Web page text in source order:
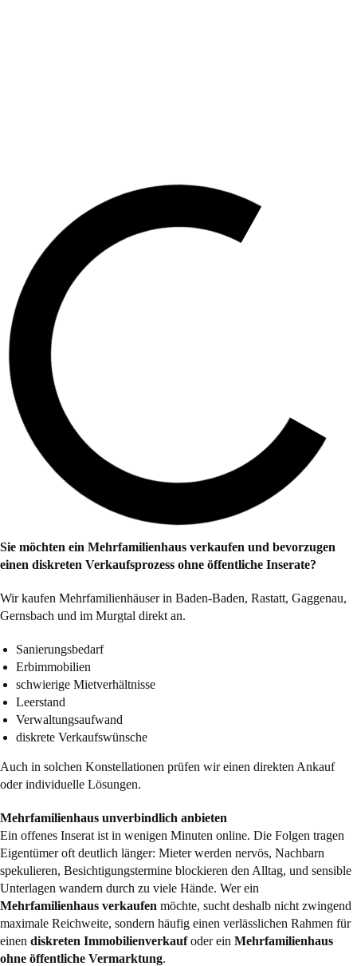
Sie möchten ein Mehrfamilienhaus verkaufen und bevorzugen
einen diskreten Verkaufsprozess ohne öffentliche Inserate?
Wir kaufen Mehrfamilienhäuser in Baden-Baden, Rastatt, Gaggenau,
Gernsbach und im Murgtal direkt an.
Sanierungsbedarf
Erbimmobilien
schwierige Mietverhältnisse
Leerstand
Verwaltungsaufwand
diskrete Verkaufswünsche
Auch in solchen Konstellationen prüfen wir einen direkten Ankauf
oder individuelle Lösungen.
Mehrfamilienhaus unverbindlich anbieten
Ein offenes Inserat ist in wenigen Minuten online. Die Folgen tragen
Eigentümer oft deutlich länger: Mieter werden nervös, Nachbarn
spekulieren, Besichtigungstermine blockieren den Alltag, und sensible
Unterlagen wandern durch zu viele Hände. Wer ein
Mehrfamilienhaus verkaufen möchte, sucht deshalb nicht zwingend
maximale Reichweite, sondern häufig einen verlässlichen Rahmen für
einen diskreten Immobilienverkaufoder ein Mehrfamilienhaus
ohne öffentliche Vermarktung.